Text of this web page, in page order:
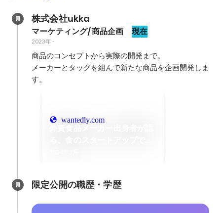
株式会社ukka
マーケティング/商品企画 現在
2023年-
商品のコンセプトから実際の開発まで。
メーカーとタッグを組んで新たな商品を企画開発しま
す。
wantedly.com
限定公開の職歴・学歴